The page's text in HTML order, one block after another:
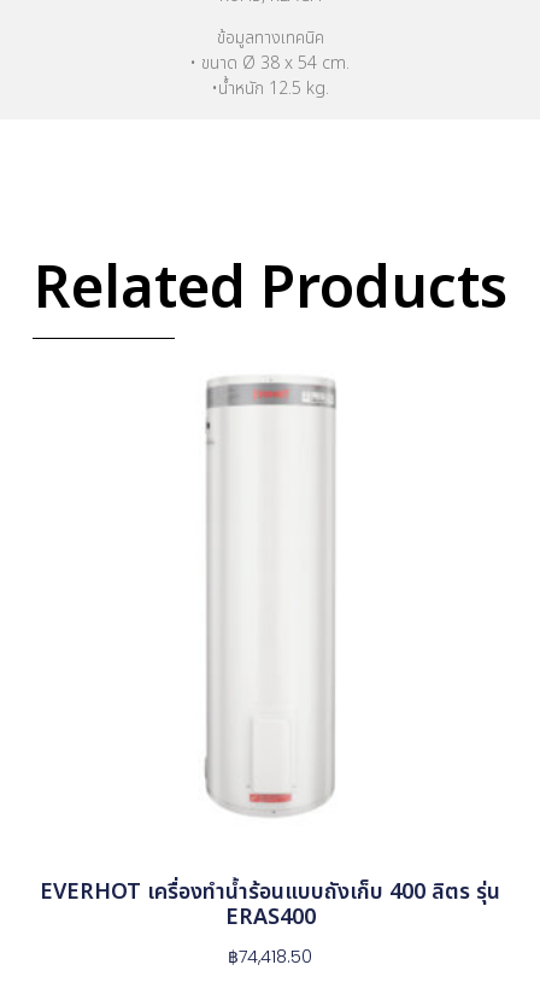
ข้อมูลทางเทคนิค
• ขนาด Ø 38 x 54 cm.
•น้ำหนัก 12.5 kg.
Related Products
EVERHOT เครื่องทำน้ำร้อนแบบถังเก็บ 400 ลิตร รุ่น
ERAS400
฿74,418.50